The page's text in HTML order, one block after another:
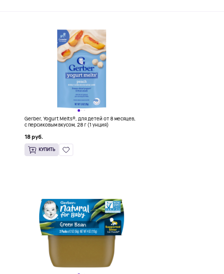
Gerber, Yogurt Melts®, для детей от 8 месяцев,
с персиковым вкусом, 28 г (1 унция)
18 руб.
КУПИТЬ